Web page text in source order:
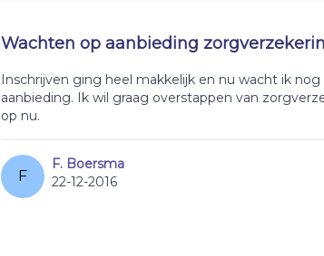
Wachten op aanbieding
Inschrijven ging heel makkelijk en nu wacht ik
aanbieding. Ik wil graag overstappen van
op nu.
F
F. Boersma
22-12-2016